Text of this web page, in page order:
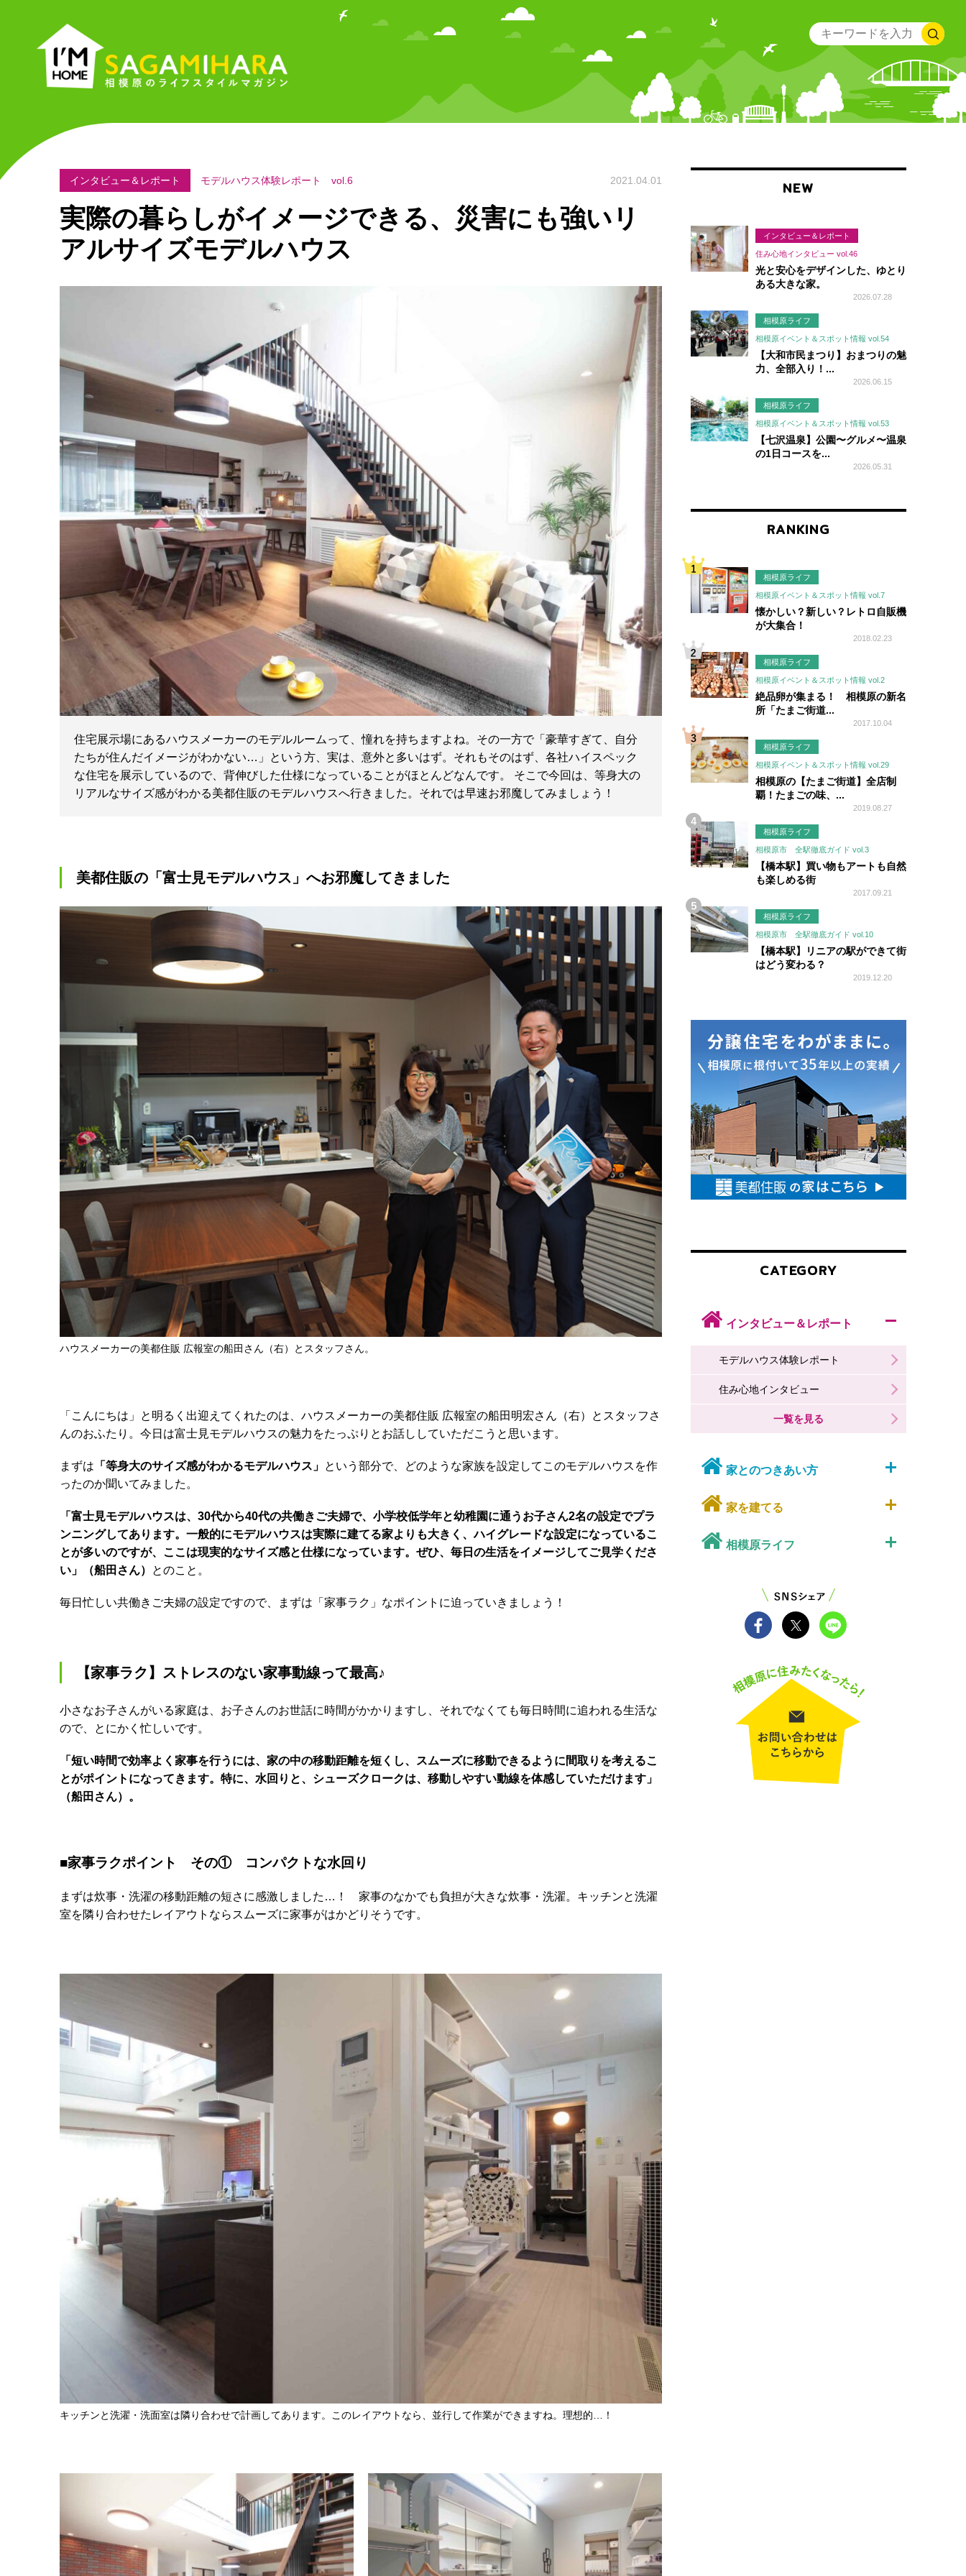
I'M
HOME
SAGAMIHARA
模
原
の
ラ
タ
マ
ン
2021.04.01
インタビュー＆レポート モデルハウス体験レポート vol.6
実際の暮らしがイメージできる、災害にも強いリ
アルサイズモデルハウス
住宅展示場にあるハウスメーカーのモデルルームって、憧れを持ちますよね。その一方で「豪華すぎて、自分
たちが住んだイメージがわかない…」という方、実は、意外と多いはず。それもそのはず、各社ハイスペック
な住宅を展示しているので、背伸びした仕様になっていることがほとんどなんです。 そこで今回は、等身大の
リアルなサイズ感がわかる美都住販のモデルハウスへ行きました。それでは早速お邪魔してみましょう！
美都住販の「富士見モデルハウス」へお邪魔してきました
ハウスメーカーの美都住販 広報室の船田さん（右）とスタッフさん。
「こんにちは」と明るく出迎えてくれたのは、ハウスメーカーの美都住販 広報室の船田明宏さん（右）とスタッフさ
んのおふたり。今日は富士見モデルハウスの魅力をたっぷりとお話ししていただこうと思います。
まずは 「等身大のサイズ感がわかるモデルハウス」 という部分で、どのような家族を設定してこのモデルハウスを作
ったのか聞いてみました。
「富士見モデルハウスは、30代から40代の共働きご夫婦で、小学校低学年と幼稚園に通うお子さん2名の設定でプラ
ンニングしてあります。一般的にモデルハウスは実際に建てる家よりも大きく、ハイグレードな設定になっているこ
とが多いのですが、ここは現実的なサイズ感と仕様になっています。ぜひ、毎日の生活をイメージしてご見学くださ
い」（船田さん）
とのこと。
毎日忙しい共働きご夫婦の設定ですので、まずは「家事ラク」なポイントに迫っていきましょう！
【家事ラク】ストレスのない家事動線って最高♪
小さなお子さんがいる家庭は、お子さんのお世話に時間がかかりますし、それでなくても毎日時間に追われる生活な
ので、とにかく忙しいです。
「短い時間で効率よく家事を行うには、家の中の移動距離を短くし、スムーズに移動できるように間取りを考えるこ
とがポイントになってきます。特に、水回りと、シューズクロークは、移動しやすい動線を体感していただけます」
（船田さん）。
■家事ラクポイント その① コンパクトな水回り
まずは炊事・洗濯の移動距離の短さに感激しました…！ 家事のなかでも負担が大きな炊事・洗濯。キッチンと洗濯
室を隣り合わせたレイアウトならスムーズに家事がはかどりそうです。
キッチンと洗濯・洗面室は隣り合わせで計画してあります。このレイアウトなら、並行して作業ができますね。理想的…！
NEW
インタビュー＆レポート
住み心地インタビュー vol.46
光と安心をデザインした、ゆとり
ある大きな家。
2026.07.28
相模原ライフ
相模原イベント＆スポット情報 vol.54
【大和市民まつり】おまつりの魅
力、全部入り！...
2026.06.15
相模原ライフ
相模原イベント＆スポット情報 vol.53
【七沢温泉】公園〜グルメ〜温泉
の1日コースを...
2026.05.31
RANKING
相模原ライフ
相模原イベント＆スポット情報 vol.7
懐かしい？新しい？レトロ自販機
が大集合！
2018.02.23
相模原ライフ
相模原イベント＆スポット情報 vol.2
絶品卵が集まる！ 相模原の新名
所「たまご街道...
2017.10.04
相模原ライフ
相模原イベント＆スポット情報 vol.29
相模原の【たまご街道】全店制
覇！たまごの味、...
2019.08.27
相模原ライフ
相模原市 全駅徹底ガイド vol.3
【橋本駅】買い物もアートも自然
も楽しめる街
2017.09.21
相模原ライフ
相模原市 全駅徹底ガイド vol.10
【橋本駅】リニアの駅ができて街
はどう変わる？
2019.12.20
す
す
め
CATEGORY
インタビュー＆レポート
モデルハウス体験レポート
住み心地インタビュー
一覧を見る
家とのつきあい方
家を建てる
相模原ライフ